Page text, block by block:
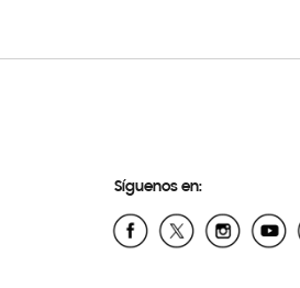
Síguenos en: